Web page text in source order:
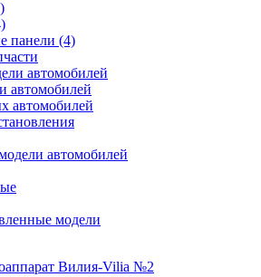
панели (4)
автомобилей
автомобилей
автомобилей
автомобилей
модели
Вилия-Vilia №2